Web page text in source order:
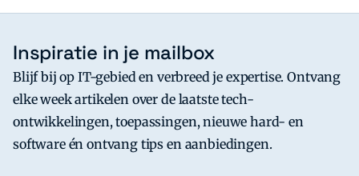
Inspiratie in je mailbox
Blijf bij op IT-gebied en verbreed je expertise. Ontvang
elke week artikelen over de laatste tech-
ontwikkelingen, toepassingen, nieuwe hard- en
software én ontvang tips en aanbiedingen.